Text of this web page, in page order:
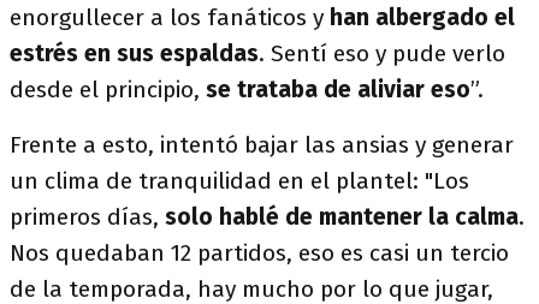
enorgullecer a los fanáticos y han albergado el
estrés en sus espaldas. Sentí eso y pude verlo
desde el principio, se trataba de aliviar eso”.
Frente a esto, intentó bajar las ansias y generar
un clima de tranquilidad en el plantel: "Los
primeros días, solo hablé de mantener la calma.
Nos quedaban 12 partidos, eso es casi un tercio
de la temporada, hay mucho por lo que jugar,